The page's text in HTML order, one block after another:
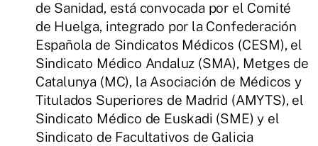
de Sanidad, está convocada por el Comité
de Huelga, integrado por la Confederación
Española de Sindicatos Médicos (CESM), el
Sindicato Médico Andaluz (SMA), Metges de
Catalunya (MC), la Asociación de Médicos y
Titulados Superiores de Madrid (AMYTS), el
Sindicato Médico de Euskadi (SME) y el
Sindicato de Facultativos de Galicia